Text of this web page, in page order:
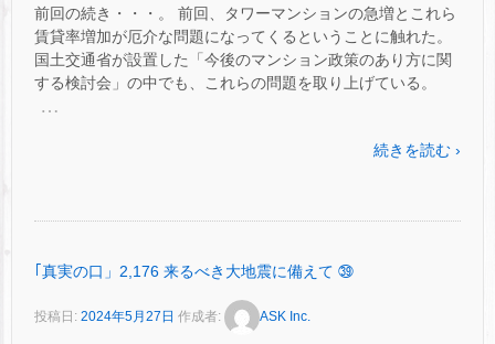
前回の続き・・・。 前回、タワーマンションの急増とこれら
賃貸率増加が厄介な問題になってくるということに触れた。
国土交通省が設置した「今後のマンション政策のあり方に関
する検討会」の中でも、これらの問題を取り上げている。
…
続きを読む ›
｢真実の口」2,176 来るべき大地震に備えて ㊴
投稿日: 2024年5月27日 作成者: ASK Inc.